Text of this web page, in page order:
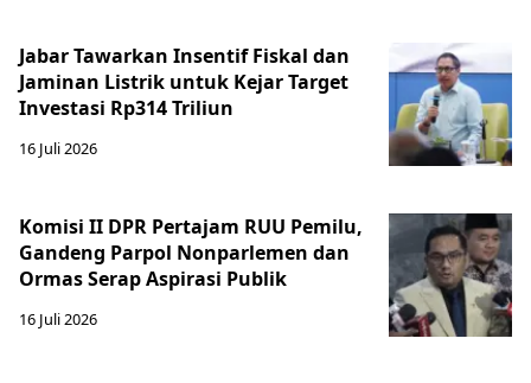
Jabar Tawarkan Insentif Fiskal dan
Jaminan Listrik untuk Kejar Target
Investasi Rp314 Triliun
16 Juli 2026
Komisi II DPR Pertajam RUU Pemilu,
Gandeng Parpol Nonparlemen dan
Ormas Serap Aspirasi Publik
16 Juli 2026